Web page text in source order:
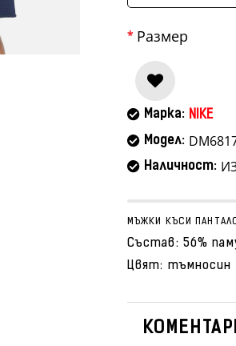
Размер
Марка: NIKE
Модел:
Наличност:
МЪЖКИ КЪСИ
Състав: 56%
Цвят: тъмносин